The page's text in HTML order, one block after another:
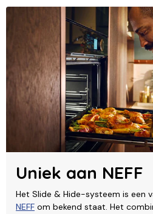
Uniek aan NEFF
Het Slide & Hide-systeem is een
NEFF om bekend staat. Het